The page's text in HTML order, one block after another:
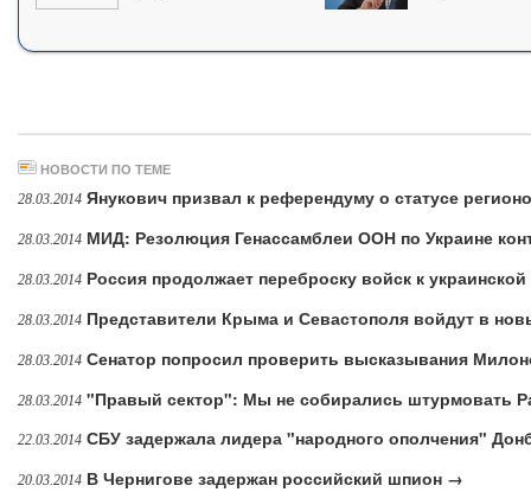
НОВОСТИ ПО ТЕМЕ
28.03.2014 Янукович призвал к референдуму о статусе
28.03.2014 МИД: Резолюция Генассамблеи ООН по Украине
28.03.2014 Россия продолжает переброску войск к
28.03.2014 Представители Крыма и Севастополя войдут в
28.03.2014 Сенатор попросил проверить высказывания
28.03.2014 "Правый сектор": Мы не собирались штурмовать
22.03.2014 СБУ задержала лидера "народного ополчения"
20.03.2014 В Чернигове задержан российский шпион →